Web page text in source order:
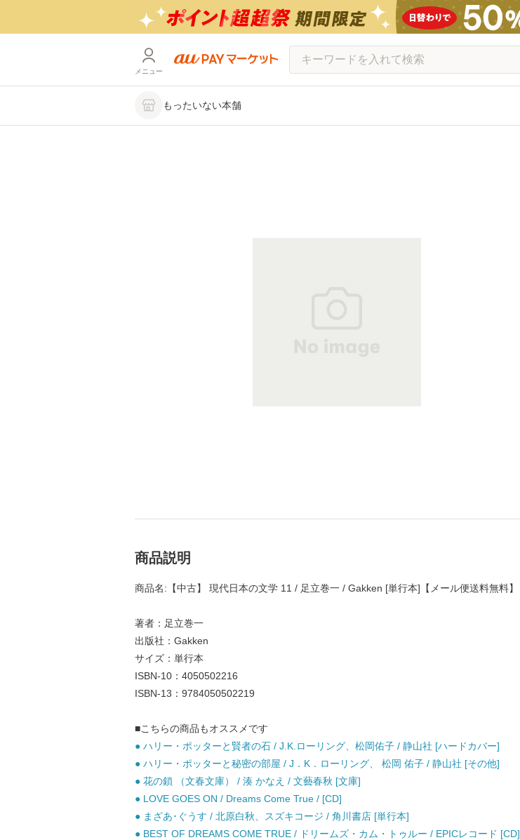
メニュー
もったいない本舗
商品説明
商品名:【中古】 現代日本の文学 11 / 足立巻一 / Gakken [単行本]【メール便送料無料】
著者：足立巻一
出版社：Gakken
サイズ：単行本
ISBN-10：4050502216
ISBN-13：9784050502219
■こちらの商品もオススメです
● ハリー・ポッターと賢者の石 / J.K.ローリング、松岡佑子 / 静山社 [ハードカバー]
● ハリー・ポッターと秘密の部屋 / J．K．ローリング、 松岡 佑子 / 静山社 [その他]
● 花の鎖 （文春文庫） / 湊 かなえ / 文藝春秋 [文庫]
● LOVE GOES ON / Dreams Come True / [CD]
● まざあ･ぐうす / 北原白秋、スズキコージ / 角川書店 [単行本]
● BEST OF DREAMS COME TRUE / ドリームズ・カム・トゥルー / EPICレコード [CD]